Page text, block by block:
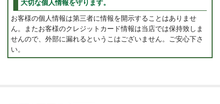
大切な個人情報を守ります。
お客様の個人情報は第三者に情報を開示することはありませ
ん。またお客様のクレジットカード情報は当店では保持致しま
せんので、外部に漏れるというこはございません。ご安心下さ
い。